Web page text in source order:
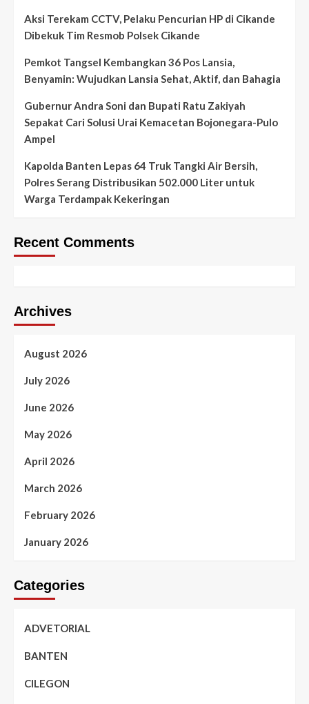
Aksi Terekam CCTV, Pelaku Pencurian HP di Cikande
Dibekuk Tim Resmob Polsek Cikande
Pemkot Tangsel Kembangkan 36 Pos Lansia,
Benyamin: Wujudkan Lansia Sehat, Aktif, dan Bahagia
Gubernur Andra Soni dan Bupati Ratu Zakiyah
Sepakat Cari Solusi Urai Kemacetan Bojonegara-Pulo
Ampel
Kapolda Banten Lepas 64 Truk Tangki Air Bersih,
Polres Serang Distribusikan 502.000 Liter untuk
Warga Terdampak Kekeringan
Recent Comments
Archives
August 2026
July 2026
June 2026
May 2026
April 2026
March 2026
February 2026
January 2026
Categories
ADVETORIAL
BANTEN
CILEGON